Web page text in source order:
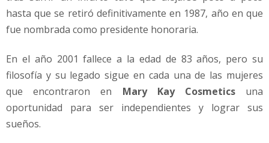
hasta que se retiró definitivamente en 1987, año en que
fue nombrada como presidente honoraria.
En el año 2001 fallece a la edad de 83 años, pero su
filosofía y su legado sigue en cada una de las mujeres
que encontraron en Mary Kay Cosmeticsuna
oportunidad para ser independientes y lograr sus
sueños.